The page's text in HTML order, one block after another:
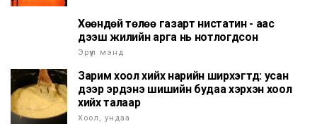
Хөөндөй төлөө газарт нистатин - аас
дээш жилийн арга нь нотлогдсон
Эрүүл мэнд
Зарим хоол хийх нарийн ширхэгтүүд: усан
дээр эрдэнэ шишийн будаа хэрхэн хоол
хийх талаар
Хоол, ундаа